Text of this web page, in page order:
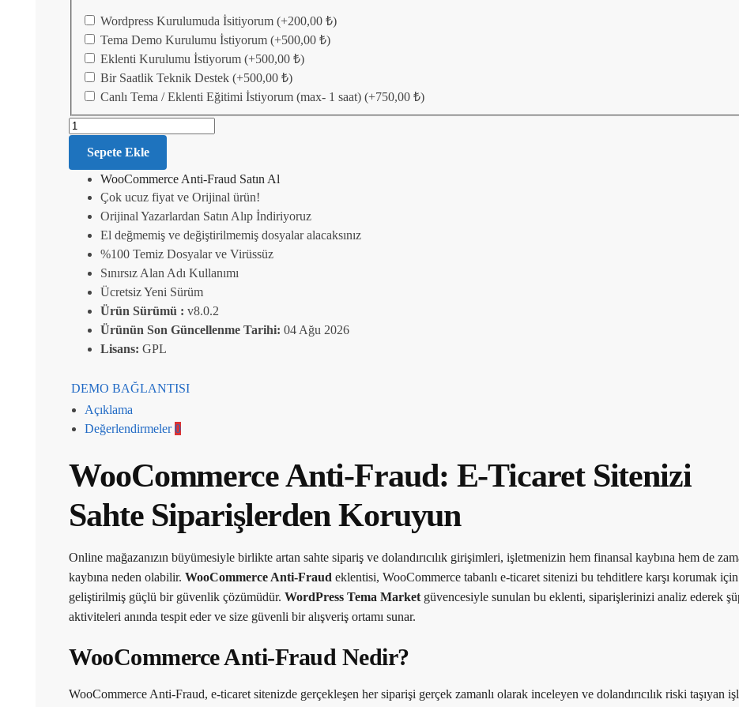
Wordpress Kurulumuda İsitiyorum (+200,00 ₺)
Tema Demo Kurulumu İstiyorum (+500,00 ₺)
Eklenti Kurulumu İstiyorum (+500,00 ₺)
Bir Saatlik Teknik Destek (+500,00 ₺)
Canlı Tema / Eklenti Eğitimi İstiyorum (max- 1 saat) (+750,00 ₺)
Sepete Ekle
WooCommerce Anti-Fraud Satın Al
Çok ucuz fiyat ve Orijinal ürün!
Orijinal Yazarlardan Satın Alıp İndiriyoruz
El değmemiş ve değiştirilmemiş dosyalar alacaksınız
%100 Temiz Dosyalar ve Virüssüz
Sınırsız Alan Adı Kullanımı
Ücretsiz Yeni Sürüm
Ürün Sürümü : v8.0.2
Ürünün Son Güncellenme Tarihi: 04 Ağu 2026
Lisans: GPL
DEMO BAĞLANTISI
Açıklama
Değerlendirmeler0
WooCommerce Anti-Fraud: E-Ticaret Sitenizi
Sahte Siparişlerden Koruyun
Online mağazanızın büyümesiyle birlikte artan sahte sipariş ve dolandırıcılık girişimleri, işletmenizin hem finansal kaybına hem de
kaybına neden olabilir. WooCommerce Anti-Fraud eklentisi, WooCommerce tabanlı e-ticaret sitenizi bu tehditlere karşı korumak için
geliştirilmiş güçlü bir güvenlik çözümüdür. WordPress Tema Marketgüvencesiyle sunulan bu eklenti, siparişlerinizi analiz ederek
aktiviteleri anında tespit eder ve size güvenli bir alışveriş ortamı sunar.
WooCommerce Anti-Fraud Nedir?
WooCommerce Anti-Fraud, e-ticaret sitenizde gerçekleşen her siparişi gerçek zamanlı olarak inceleyen ve dolandırıcılık riski taşıyan